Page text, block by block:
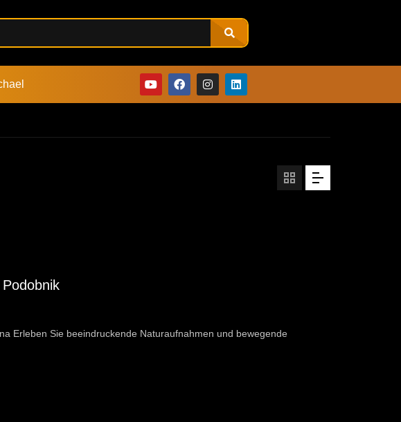
Erleben Sie beeindruckende Naturaufnahmen und bewegende